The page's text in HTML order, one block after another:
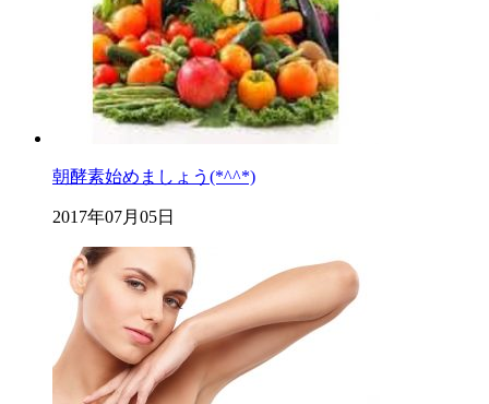
朝酵素始めましょう(*^^*)
2017年07月05日